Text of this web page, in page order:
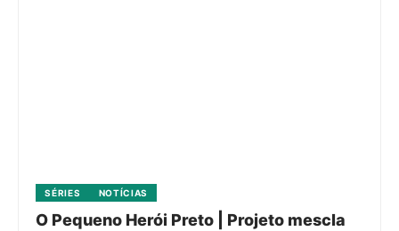
SÉRIES NOTÍCIAS
O Pequeno Herói Preto | Projeto mescla